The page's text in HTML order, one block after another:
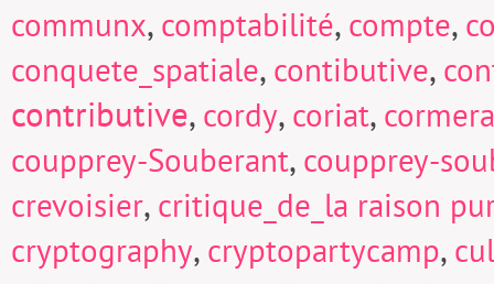
communx, comptabilité, compte,
conquete_spatiale, contibutive,
contributive, cordy, coriat,
coupprey-Souberant, coupprey-
crevoisier, critique_de_la raison
cryptography, cryptopartycamp,